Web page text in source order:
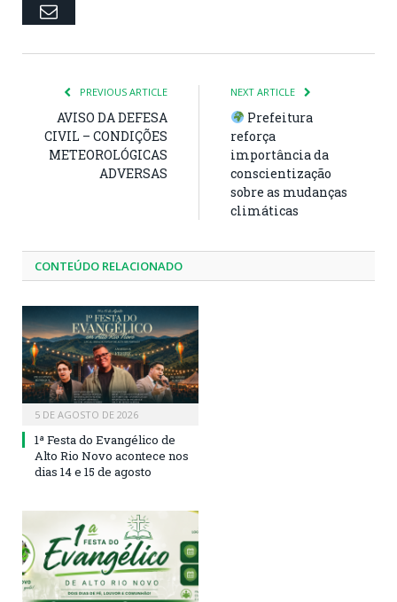
Email
PREVIOUS ARTICLE
AVISO DA DEFESA
CIVIL – CONDIÇÕES
METEOROLÓGICAS
ADVERSAS
NEXT ARTICLE
Prefeitura
reforça
importância da
conscientização
sobre as mudanças
climáticas
CONTEÚDO RELACIONADO
5 DE AGOSTO DE 2026
1ª Festa do Evangélico de
Alto Rio Novo acontece nos
dias 14 e 15 de agosto